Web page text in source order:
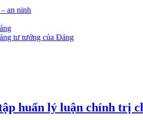
an ninh
tư tưởng của Đảng
huấn lý luận chính trị